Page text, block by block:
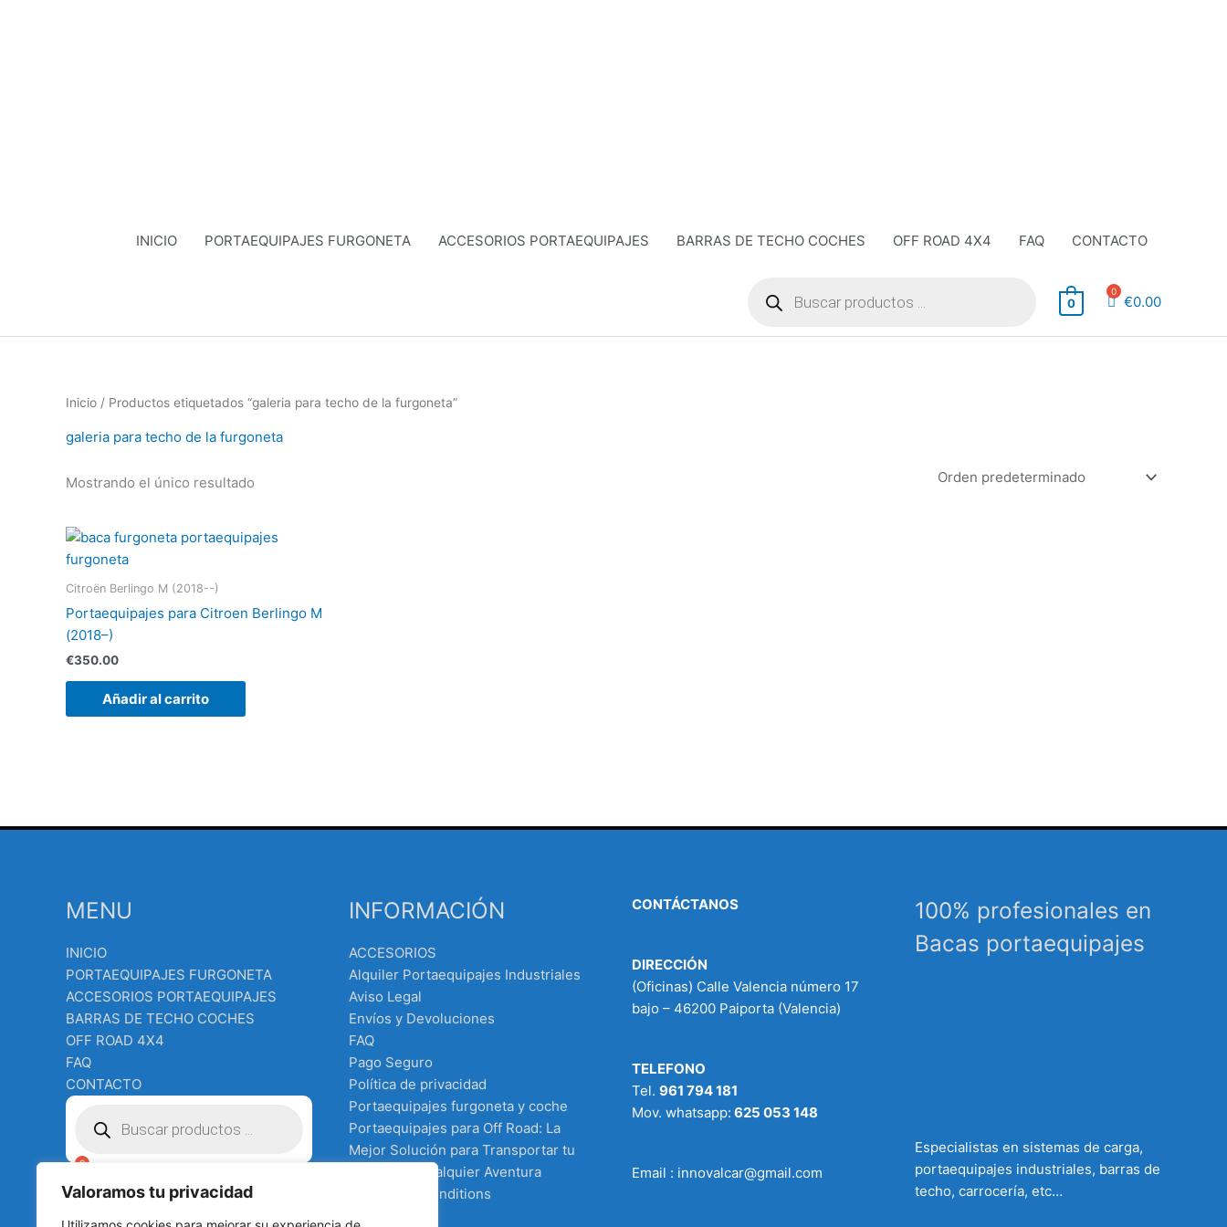
Valoramos tu privacidad
INICIO PORTAEQUIPAJES FURGONETA ACCESORIOS PORTAEQUIPAJES BARRAS DE TECHO COCHES OFF ROAD 4X4 FAQ
CONTACTO
productos 0 €0.00
Inicio / Productos etiquetados “galeria para techo de la furgoneta”
galeria para techo de la furgoneta
Mostrando el único resultado
Citroën Berlingo M (2018--)
Portaequipajes para Citroen Berlingo M
(2018–)
€350.00
Añadir al carrito
MENU
INICIO
PORTAEQUIPAJES FURGONETA
ACCESORIOS PORTAEQUIPAJES
BARRAS DE TECHO COCHES
OFF ROAD 4X4
FAQ
CONTACTO
productos
INFORMACIÓN
ACCESORIOS
Alquiler Portaequipajes Industriales
Aviso Legal
Envíos y Devoluciones
FAQ
Pago Seguro
Política de privacidad
Portaequipajes furgoneta y coche
Portaequipajes para Off Road: La
Mejor Solución para Transportar tu
Equipo en Cualquier Aventura
Terms and Conditions
Tienda
CONTÁCTANOS
DIRECCIÓN
(Oficinas) Calle Valencia número 17
bajo – 46200 Paiporta (Valencia)
TELEFONO
Tel. 961 794 181
Mov. whatsapp: 625 053 148
Email : innovalcar@gmail.com
100% profesionales en
Bacas portaequipajes
Especialistas en sistemas de carga,
portaequipajes industriales, barras de
techo, carrocería, etc…